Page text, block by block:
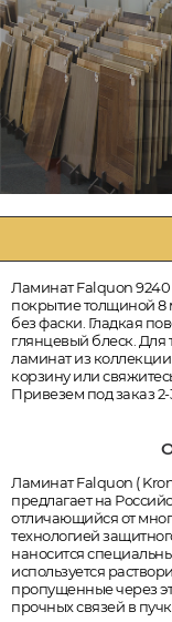
Ламинат Falquon 9240
покрытие толщиной 8
без фаски. Гладкая
глянцевый блеск. Для
ламинат из
корзину или
Привезем под заказ 2-
Ламинат Falquon (
предлагает на
отличающийся от
технологией
наносится
используется
пропущенные через
прочных связей в